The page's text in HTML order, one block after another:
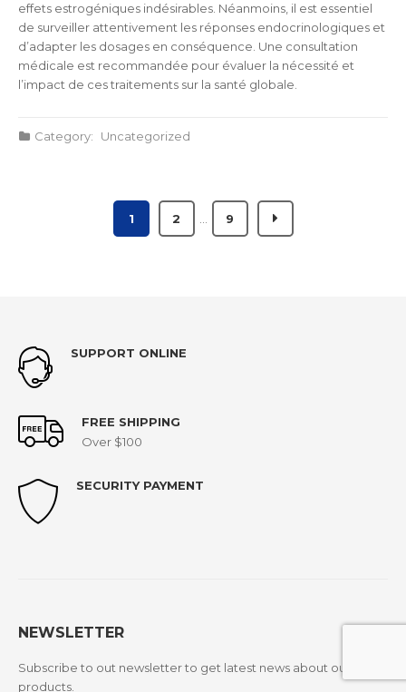
effets estrogéniques indésirables. Néanmoins, il est essentiel
de surveiller attentivement les réponses endocrinologiques et
d’adapter les dosages en conséquence. Une consultation
médicale est recommandée pour évaluer la nécessité et
l’impact de ces traitements sur la santé globale.
Category: Uncategorized
1 2 9
SUPPORT ONLINE
FREE SHIPPING
Over $100
SECURITY PAYMENT
NEWSLETTER
Subscribe to out newsletter to get latest news about our
products.